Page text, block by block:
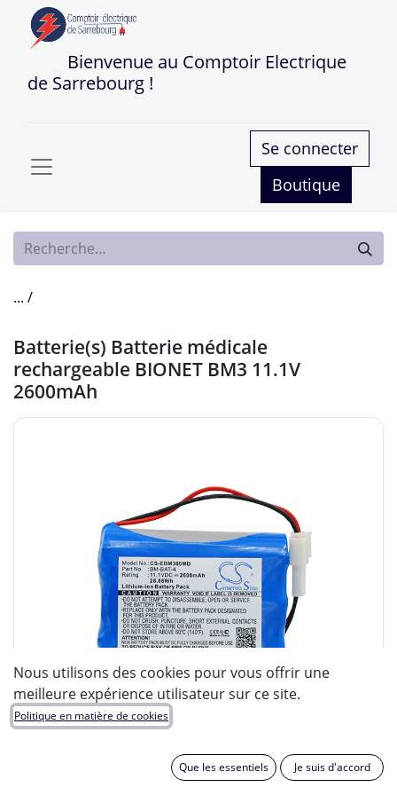
Bienvenue au Comptoir Electrique
de Sarrebourg !
Se connecter
Boutique
... /
Batterie(s) Batterie médicale
rechargeable BIONET BM3 11.1V
2600mAh
Nous utilisons des cookies pour vous offrir une
meilleure expérience utilisateur sur ce site.
Politique en matière de cookies
Que les essentiels Je suis d'accord